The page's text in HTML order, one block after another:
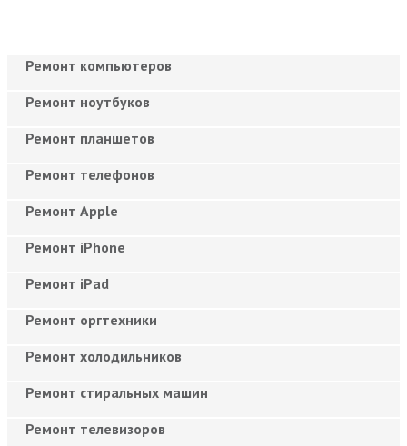
Ремонт компьютеров
Ремонт ноутбуков
Ремонт планшетов
Ремонт телефонов
Ремонт Apple
Ремонт iPhone
Ремонт iPad
Ремонт оргтехники
Ремонт холодильников
Ремонт стиральных машин
Ремонт телевизоров